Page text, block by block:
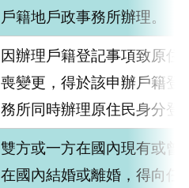
戶籍地戶政事務所辦理。
因辦理戶籍登記事項致原住
喪變更，得於該申辦戶籍登
務所同時辦理原住民身分登
雙方或一方在國內現有或曾
在國內結婚或離婚，得向任